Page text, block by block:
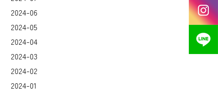
2024-06
2024-05
2024-04
2024-03
2024-02
2024-01